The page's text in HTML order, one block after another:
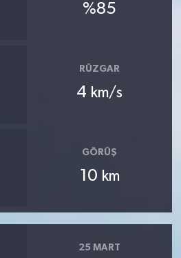
%85
RÜZGAR
4 km/s
GÖRÜŞ
10 km
25 MART